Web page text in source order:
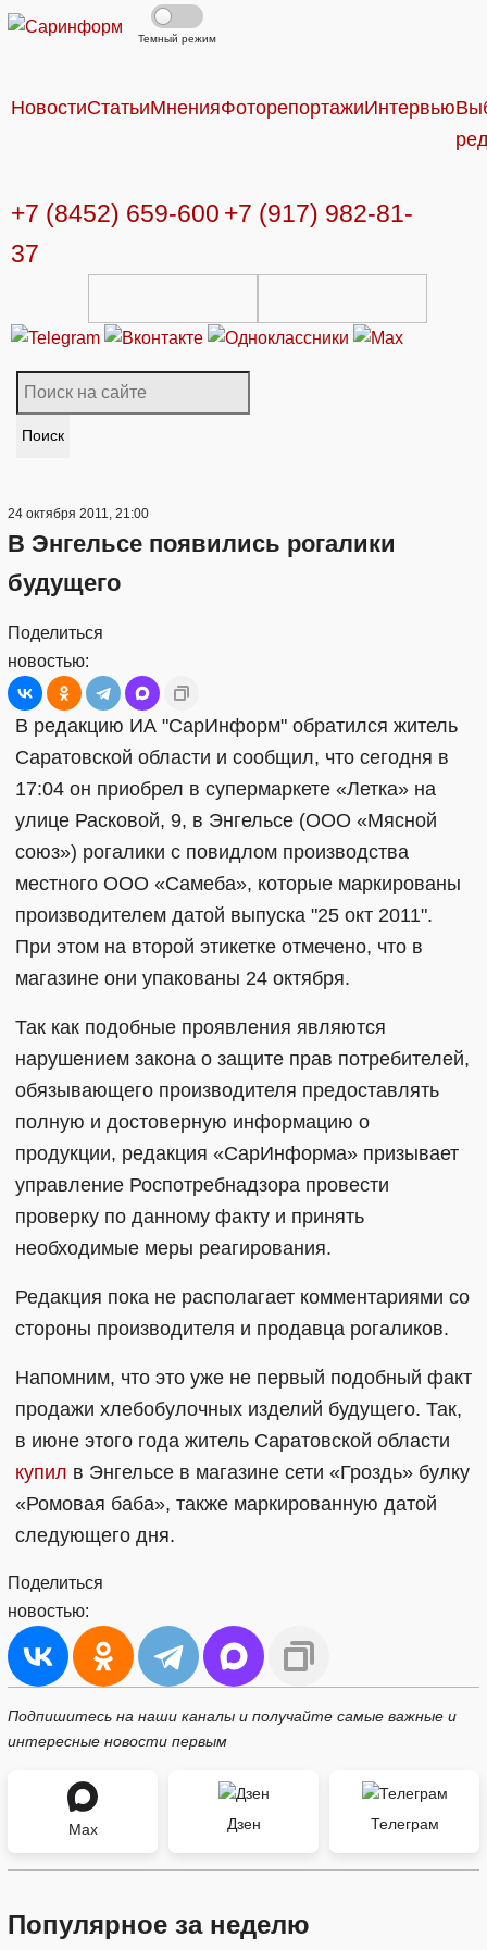
Темный режим
НовостиСтатьиМненияФоторепортажиИнтервью
+7 (8452) 659-600 +7 (917) 982-81-
37
Поиск
24 октября 2011, 21:00
В Энгельсе появились рогалики
будущего
Поделиться
новостью:
В редакцию ИА "СарИнформ" обратился житель
Саратовской области и сообщил, что сегодня в
17:04 он приобрел в супермаркете «Летка» на
улице Расковой, 9, в Энгельсе (ООО «Мясной
союз») рогалики с повидлом производства
местного ООО «Самеба», которые маркированы
производителем датой выпуска "25 окт 2011".
При этом на второй этикетке отмечено, что в
магазине они упакованы 24 октября.
Так как подобные проявления являются
нарушением закона о защите прав потребителей,
обязывающего производителя предоставлять
полную и достоверную информацию о
продукции, редакция «СарИнформа» призывает
управление Роспотребнадзора провести
проверку по данному факту и принять
необходимые меры реагирования.
Редакция пока не располагает комментариями со
стороны производителя и продавца рогаликов.
Напомним, что это уже не первый подобный факт
продажи хлебобулочных изделий будущего. Так,
в июне этого года житель Саратовской области
купил в Энгельсе в магазине сети «Гроздь» булку
«Ромовая баба», также маркированную датой
следующего дня.
Поделиться
новостью:
Подпишитесь на наши каналы и получайте самые важные и
интересные новости первым
Max Дзен Телеграм
Популярное за неделю